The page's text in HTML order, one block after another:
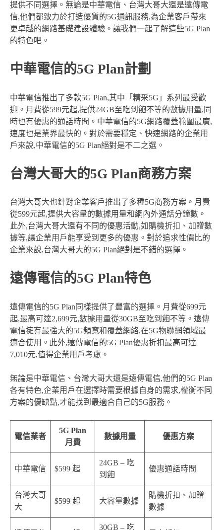
提供不同選擇。無論是中華電信、台灣大哥大還是遠傳電
信,他們都致力於打造優質的5G通訊服務,為企業客戶帶來
更卓越的網路基礎建設體驗。讓我們一起了解這些5G Plan
的特色吧。
中華電信的5G Plan計劃
中華電信推出了多款5G Plan,其中「精采5G」系列最受歡
迎。月費從599元起,提供24GB至吃到飽不等的數據用量,同
時也有優惠的通話時間。中華電信的5G網路覆蓋範圍最廣,
速度也是業界最快的。對於需要穩定、快速網路的企業用
戶來說,中華電信的5G Plan絕對是不二之選。
台灣大哥大的5G Plan商務方案
台灣大哥大也針對企業客戶推出了多種5G商務方案。月費
從599元起,提供大容量的數據用量和網內外通話分鐘數。
此外,台灣大哥大還有不同的優惠活動,如購機折扣、加贈數
據等,讓企業用戶能享受到更多的優惠。對於追求性價比的
企業來說,台灣大哥大的5G Plan絕對是不錯的選擇。
遠傳電信的5G Plan特色
遠傳電信的5G Plan同樣提供了豐富的選擇。月費從699元
起,最高可達2,699元,數據用量從30GB至吃到飽不等。遠傳
電信擁有最強大的5G頻寬和覆蓋網絡,在5G物聯網領域最
適合使用。此外,遠傳電信的5G Plan優惠折扣最高可達
7,010元,值得企業用戶考慮。
無論是中華電信、台灣大哥大還是遠傳電信,他們的5G Plan
各有特色,企業用戶在選擇時需要根據自身的需求,權衡不同
方案的優缺點,才能找到最適合自己的5G服務。
電信業者
5G Plan
月費
數據用量 優惠方案
中華電信 $599 起
24GB – 吃
到飽
優惠通話時間
台灣大哥
大
$599 起 大容量數據
購機折扣、加贈
數據
30GB – 吃